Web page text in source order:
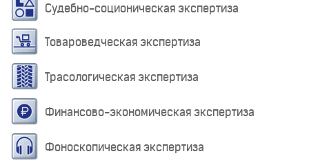
Судебно-соционическая экспертиза
Товароведческая экспертиза
Трасологическая экспертиза
Финансово-экономическая экспертиза
Фоноскопическая экспертиза